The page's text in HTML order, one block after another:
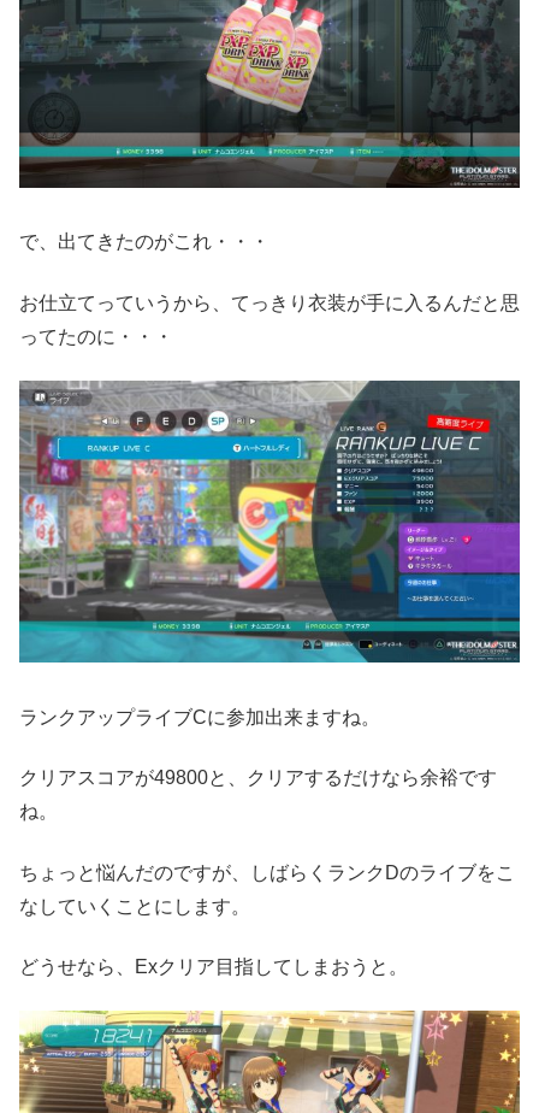
で、出てきたのがこれ・・・
お仕立てっていうから、てっきり衣装が手に入るんだと思
ってたのに・・・
ランクアップライブCに参加出来ますね。
クリアスコアが49800と、クリアするだけなら余裕です
ね。
ちょっと悩んだのですが、しばらくランクDのライブをこ
なしていくことにします。
どうせなら、Exクリア目指してしまおうと。